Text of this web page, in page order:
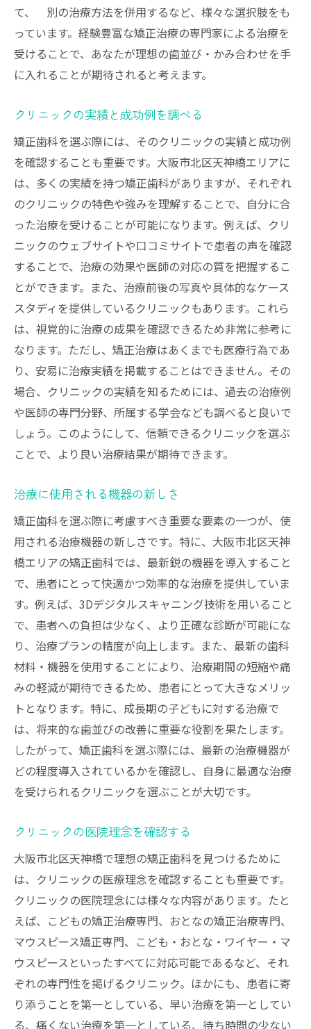
て、 別の治療方法を併用するなど、様々な選択肢をも
っています。経験豊富な矯正治療の専門家による治療を
受けることで、あなたが理想の歯並び・かみ合わせを手
に入れることが期待されると考えます。
クリニックの実績と成功例を調べる
矯正歯科を選ぶ際には、そのクリニックの実績と成功例
を確認することも重要です。大阪市北区天神橋エリアに
は、多くの実績を持つ矯正歯科がありますが、それぞれ
のクリニックの特色や強みを理解することで、自分に合
った治療を受けることが可能になります。例えば、クリ
ニックのウェブサイトや口コミサイトで患者の声を確認
することで、治療の効果や医師の対応の質を把握するこ
とができます。また、治療前後の写真や具体的なケース
スタディを提供しているクリニックもあります。これら
は、視覚的に治療の成果を確認できるため非常に参考に
なります。ただし、矯正治療はあくまでも医療行為であ
り、安易に治療実績を掲載することはできません。その
場合、クリニックの実績を知るためには、過去の治療例
や医師の専門分野、所属する学会なども調べると良いで
しょう。このようにして、信頼できるクリニックを選ぶ
ことで、より良い治療結果が期待できます。
治療に使用される機器の新しさ
矯正歯科を選ぶ際に考慮すべき重要な要素の一つが、使
用される治療機器の新しさです。特に、大阪市北区天神
橋エリアの矯正歯科では、最新鋭の機器を導入すること
で、患者にとって快適かつ効率的な治療を提供していま
す。例えば、3Dデジタルスキャニング技術を用いること
で、患者への負担は少なく、より正確な診断が可能にな
り、治療プランの精度が向上します。また、最新の歯科
材料・機器を使用することにより、治療期間の短縮や痛
みの軽減が期待できるため、患者にとって大きなメリッ
トとなります。特に、成長期の子どもに対する治療で
は、将来的な歯並びの改善に重要な役割を果たします。
したがって、矯正歯科を選ぶ際には、最新の治療機器が
どの程度導入されているかを確認し、自身に最適な治療
を受けられるクリニックを選ぶことが大切です。
クリニックの医院理念を確認する
大阪市北区天神橋で理想の矯正歯科を見つけるために
は、クリニックの医療理念を確認することも重要です。
クリニックの医院理念には様々な内容があります。たと
えば、こどもの矯正治療専門、おとなの矯正治療専門、
マウスピース矯正専門、こども・おとな・ワイヤー・マ
ウスピースといったすべてに対応可能であるなど、それ
ぞれの専門性を掲げるクリニック。ほかにも、患者に寄
り添うことを第一としている、早い治療を第一としてい
る、痛くない治療を第一としている、待ち時間の少ない